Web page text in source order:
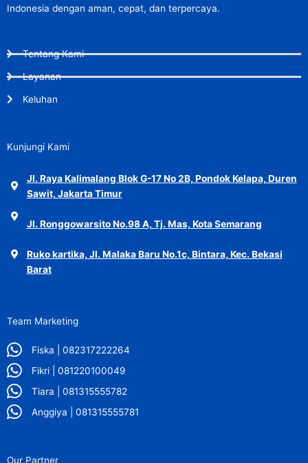
Indonesia dengan aman, cepat, dan terpercaya.
Tentang Kami
Layanan
Keluhan
Kunjungi Kami
Jl. Raya Kalimalang Blok G-17 No 2B, Pondok Kelapa, Duren
Sawit, Jakarta Timur
Jl. Ronggowarsito No.98 A, Tj. Mas, Kota Semarang
Ruko kartika, Jl. Malaka Baru No.1c, Bintara, Kec. Bekasi
Barat
Team Marketing
Fiska | 082317222264
Fikri | 081220100049
Tiara | 081315555782
Anggiya | 081315555781
Our Partner